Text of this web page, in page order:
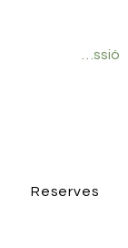
Inicia la sessió
Reserves